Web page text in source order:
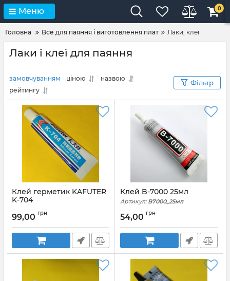
Меню 0
Головна Все для паяння і виготовлення плат Лаки, клеї
Лаки і клеї для паяння
замовчуванням ціною
назвою
рейтингу
Фільтр
Клей герметик KAFUTER
K-704
99,00 грн
Клей B-7000 25мл
Артикул: B7000_25мл
54,00 грн